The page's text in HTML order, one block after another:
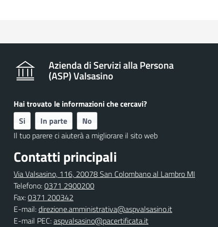
Azienda di Servizi alla Persona
(ASP) Valsasino
Hai trovato le informazioni che cercavi?
Si
In parte
No
Il tuo parere ci aiuterà a migliorare il sito web
Contatti principali
Via Valsasino, 116, 20078 San Colombano al Lambro MI
Telefono:0371 2900200
Fax:0371 200342
E-mail:direzione.amministrativa@aspvalsasino.it
E-mail PEC:aspvalsasino@pacertificata.it